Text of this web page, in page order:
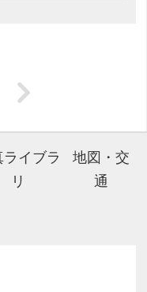
ライブラ
リ
地図・交
通